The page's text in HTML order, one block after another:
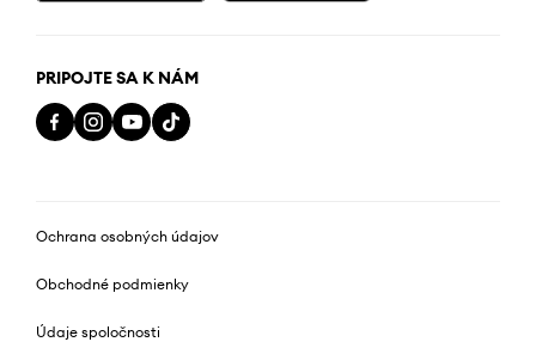
PRIPOJTE SA K NÁM
Ochrana osobných údajov
Obchodné podmienky
Údaje spoločnosti